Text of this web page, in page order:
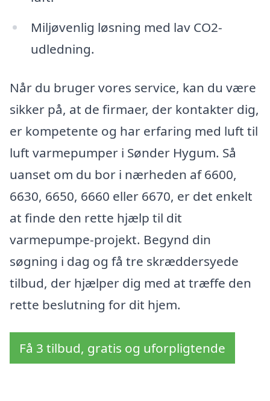
Miljøvenlig løsning med lav CO2-
udledning.
Når du bruger vores service, kan du være
sikker på, at de firmaer, der kontakter dig,
er kompetente og har erfaring med luft til
luft varmepumper i Sønder Hygum. Så
uanset om du bor i nærheden af 6600,
6630, 6650, 6660 eller 6670, er det enkelt
at finde den rette hjælp til dit
varmepumpe-projekt. Begynd din
søgning i dag og få tre skræddersyede
tilbud, der hjælper dig med at træffe den
rette beslutning for dit hjem.
Få 3 tilbud, gratis og uforpligtende